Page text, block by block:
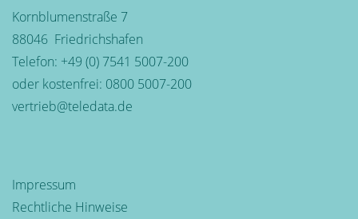
Kornblumenstraße 7
88046 Friedrichshafen
Telefon: +49 (0) 7541 5007-200
oder kostenfrei: 0800 5007-200
vertrieb@teledata.de
Impressum
Rechtliche Hinweise